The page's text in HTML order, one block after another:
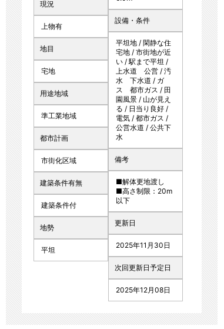
現況
上物有
地目
宅地
用途地域
準工業地域
都市計画
市街化区域
建築条件有無
建築条件付
地勢
平坦
設備・条件
平坦地 / 閑静な住
宅地 / 市街地が近
い / 駅まで平坦 /
上水道 公営 / 汚
水 下水道 / ガ
ス 都市ガス / 田
園風景 / 山が見え
る / 日当り良好 /
電気 / 都市ガス /
公営水道 / 公共下
水
備考
■解体更地渡し
■高さ制限：20m
以下
更新日
2025年11月30日
次回更新日予定日
2025年12月08日